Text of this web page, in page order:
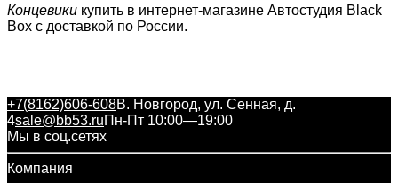
Концевики купить в интернет-магазине Автостудия Black
Box с доставкой по России.
+7(8162)606-608В. Новгород, ул. Сенная, д.
4sale@bb53.ruПн-Пт 10:00—19:00
Мы в соц.сетях
Компания